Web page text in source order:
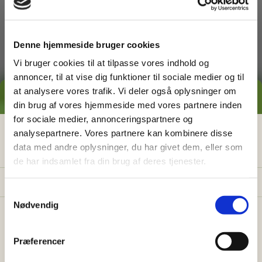
Denne hjemmeside bruger cookies
Vi bruger cookies til at tilpasse vores indhold og
annoncer, til at vise dig funktioner til sociale medier og til
at analysere vores trafik. Vi deler også oplysninger om
din brug af vores hjemmeside med vores partnere inden
for sociale medier, annonceringspartnere og
analysepartnere. Vores partnere kan kombinere disse
data med andre oplysninger, du har givet dem, eller som
de har indsamlet fra din brug af deres tjenester.
Nødvendig
Præferencer
Græsslåning
GRATIS PRISESTIMAT
Hvad koster detegentligat få
hjælp i haven?
Få vores prisguide med faste timepriser, eksempler
Konkrete eksempler på typiske opgaver
Sådan sparer du 26% med servicefradraget